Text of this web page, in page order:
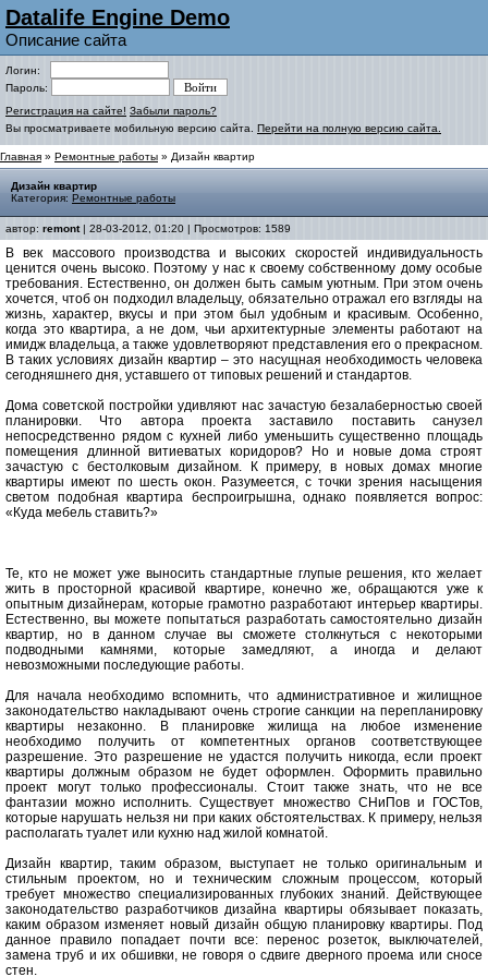
Datalife Engine Demo
Описание сайта
Логин:
Пароль:
Регистрация на сайте! Забыли пароль?
Вы просматриваете мобильную версию сайта. Перейти на полную версию сайта.
Главная » Ремонтные работы » Дизайн квартир
Дизайн квартир
Категория: Ремонтные работы
автор: remont| 28-03-2012, 01:20 | Просмотров: 1589
В век массового производства и высоких скоростей индивидуальность
ценится очень высоко. Поэтому у нас к своему собственному дому особые
требования. Естественно, он должен быть самым уютным. При этом очень
хочется, чтоб он подходил владельцу, обязательно отражал его взгляды на
жизнь, характер, вкусы и при этом был удобным и красивым. Особенно,
когда это квартира, а не дом, чьи архитектурные элементы работают на
имидж владельца, а также удовлетворяют представления его о прекрасном.
В таких условиях дизайн квартир – это насущная необходимость человека
сегодняшнего дня, уставшего от типовых решений и стандартов.
Дома советской постройки удивляют нас зачастую безалаберностью своей
планировки. Что автора проекта заставило поставить санузел
непосредственно рядом с кухней либо уменьшить существенно площадь
помещения длинной витиеватых коридоров? Но и новые дома строят
зачастую с бестолковым дизайном. К примеру, в новых домах многие
квартиры имеют по шесть окон. Разумеется, с точки зрения насыщения
светом подобная квартира беспроигрышна, однако появляется вопрос:
«Куда мебель ставить?»
Те, кто не может уже выносить стандартные глупые решения, кто желает
жить в просторной красивой квартире, конечно же, обращаются уже к
опытным дизайнерам, которые грамотно разработают интерьер квартиры.
Естественно, вы можете попытаться разработать самостоятельно дизайн
квартир, но в данном случае вы сможете столкнуться с некоторыми
подводными камнями, которые замедляют, а иногда и делают
невозможными последующие работы.
Для начала необходимо вспомнить, что административное и жилищное
законодательство накладывают очень строгие санкции на перепланировку
квартиры незаконно. В планировке жилища на любое изменение
необходимо получить от компетентных органов соответствующее
разрешение. Это разрешение не удастся получить никогда, если проект
квартиры должным образом не будет оформлен. Оформить правильно
проект могут только профессионалы. Стоит также знать, что не все
фантазии можно исполнить. Существует множество СНиПов и ГОСТов,
которые нарушать нельзя ни при каких обстоятельствах. К примеру, нельзя
располагать туалет или кухню над жилой комнатой.
Дизайн квартир, таким образом, выступает не только оригинальным и
стильным проектом, но и техническим сложным процессом, который
требует множество специализированных глубоких знаний. Действующее
законодательство разработчиков дизайна квартиры обязывает показать,
каким образом изменяет новый дизайн общую планировку квартиры. Под
данное правило попадает почти все: перенос розеток, выключателей,
замена труб и их обшивки, не говоря о сдвиге дверного проема или сносе
стен.